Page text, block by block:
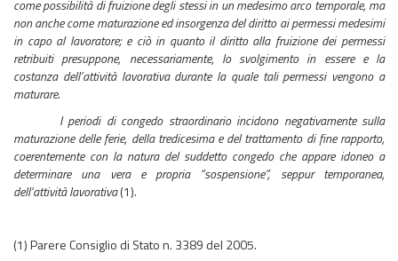
come possibilità di fruizione degli stessi in un medesimo arco temporale, ma
non anche come maturazione ed insorgenza del diritto ai permessi medesimi
in capo al lavoratore; e ciò in quanto il diritto alla fruizione dei permessi
retribuiti presuppone, necessariamente, lo svolgimento in essere e la
costanza dell’attività lavorativa durante la quale tali permessi vengono a
maturare.
I periodi di congedo straordinario incidono negativamente sulla
maturazione delle ferie, della tredicesima e del trattamento di fine rapporto,
coerentemente con la natura del suddetto congedo che appare idoneo a
determinare una vera e propria “sospensione”, seppur temporanea,
dell’attività lavorativa(1).
(1) Parere Consiglio di Stato n. 3389 del 2005.